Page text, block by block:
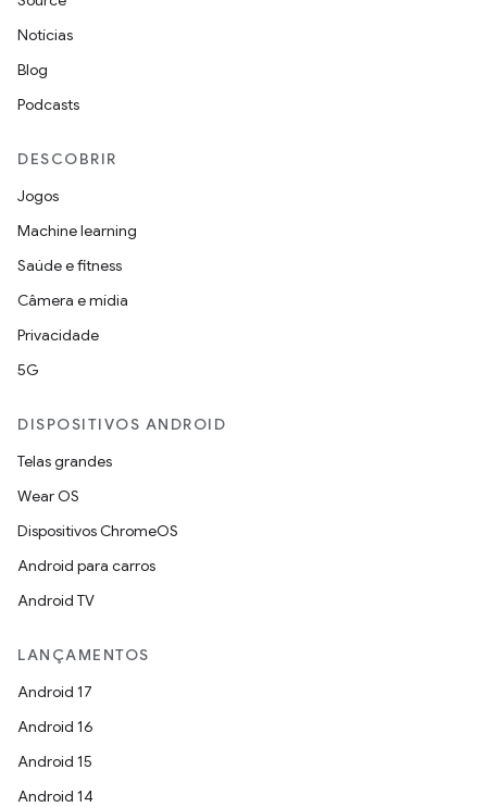
Notícias
Blog
Podcasts
DESCOBRIR
Jogos
Machine learning
Saúde e fitness
Câmera e mídia
Privacidade
5G
DISPOSITIVOS ANDROID
Telas grandes
Wear OS
Dispositivos ChromeOS
Android para carros
Android TV
LANÇAMENTOS
Android 17
Android 16
Android 15
Android 14